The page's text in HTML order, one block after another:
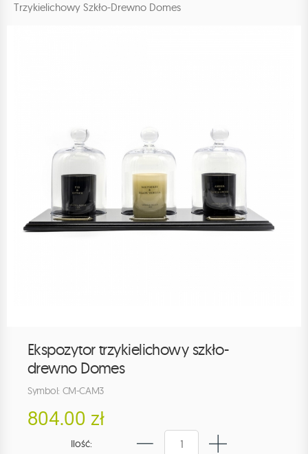
Trzykielichowy Szkło-Drewno Domes
Ekspozytor trzykielichowy szkło-
drewno Domes
Symbol: CM-CAM3
804.00 zł
Ilość: